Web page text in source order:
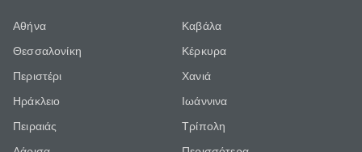
Αθήνα
Θεσσαλονίκη
Περιστέρι
Ηράκλειο
Πειραιάς
Καβάλα
Κέρκυρα
Χανιά
Ιωάννινα
Τρίπολη